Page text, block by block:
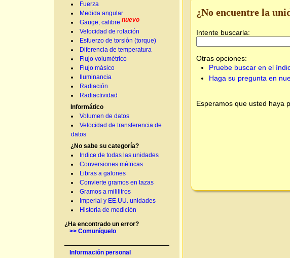
Fuerza
Medida angular
Gauge, calibre nuevo
Velocidad de rotación
Esfuerzo de torsión (torque)
Diferencia de temperatura
Flujo volumétrico
Flujo másico
Iluminancia
Radiación
Radiactividad
Informático
Volumen de datos
Velocidad de transferencia de
datos
¿No sabe su categoría?
Indice de todas las unidades
Conversiones métricas
Libras a galones
Convierte gramos en tazas
Gramos a mililitros
Imperial y EE.UU. unidades
Historia de medición
¿Ha encontrado un error?
>> Comuníquelo
Información personal
¿No encuentre la
Intente buscarla:
Otras opciones:
Pruebe buscar en el
Haga su pregunta en
Esperamos que usted haya